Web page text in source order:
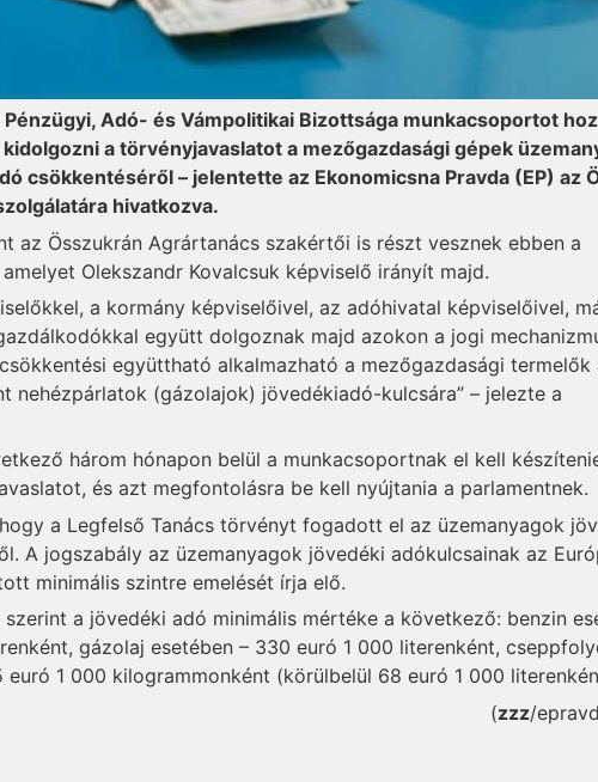
Pénzügyi, Adó- és Vámpolitikai Bizottsága munkacsoportot
a törvényjavaslatot a mezőgazdasági gépek
csökkentéséről – jelentette az Ekonomicsna Pravda (EP) az
hivatkozva.
az Összukrán Agrártanács szakértői is részt vesznek ebben a
Olekszandr Kovalcsuk képviselő irányít majd.
a kormány képviselőivel, az adóhivatal képviselőivel,
együtt dolgoznak majd azokon a jogi
együttható alkalmazható a mezőgazdasági termelők
nehézpárlatok (gázolajok) jövedékiadó-kulcsára” – jelezte a
három hónapon belül a munkacsoportnak el kell
és azt megfontolásra be kell nyújtania a parlamentnek.
a Legfelső Tanács törvényt fogadott el az üzemanyagok
A jogszabály az üzemanyagok jövedéki adókulcsainak az
minimális szintre emelését írja elő.
a jövedéki adó minimális mértéke a következő: benzin
gázolaj esetében – 330 euró 1 000 literenként,
euró 1 000 kilogrammonként (körülbelül 68 euró 1 000
(zzz/